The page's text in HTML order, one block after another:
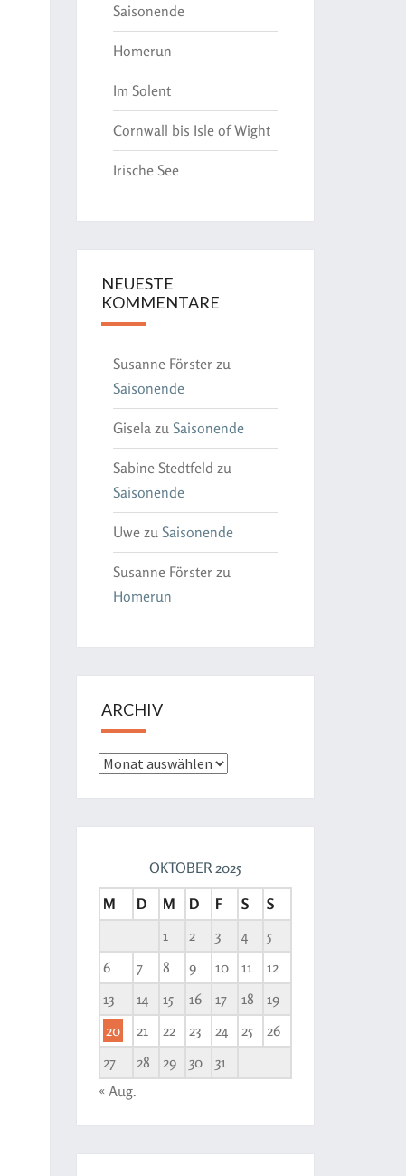
Saisonende
Homerun
Im Solent
Cornwall bis Isle of Wight
Irische See
NEUESTE
KOMMENTARE
Susanne Förster zu
Saisonende
Gisela zu Saisonende
Sabine Stedtfeld zu
Saisonende
Uwezu Saisonende
Susanne Förster zu
Homerun
ARCHIV
OKTOBER 2025
M
D M D F S
S
1
2 3 4
5
6
7 8 9 10 11
12
13
14 15 16 17 18
19
20
21 22 23 24 25
26
27
28 29 30
31
« Aug.